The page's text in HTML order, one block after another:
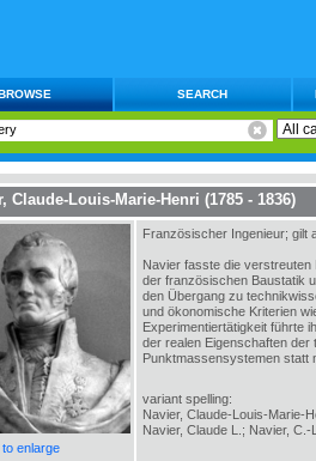
SEARCH
Claude-Louis-Marie-Henri (1785 - 1836)
enlarge
Französischer Ingenieur; gilt
Navier fasste die
der französischen Baustatik
den Übergang zu
und ökonomische Kriterien
Experimentiertätigkeit führte
der realen Eigenschaften der
Punktmassensystemen statt
variant spelling:
Navier, Claude-Louis-Marie-
Navier, Claude L.; Navier, C.-